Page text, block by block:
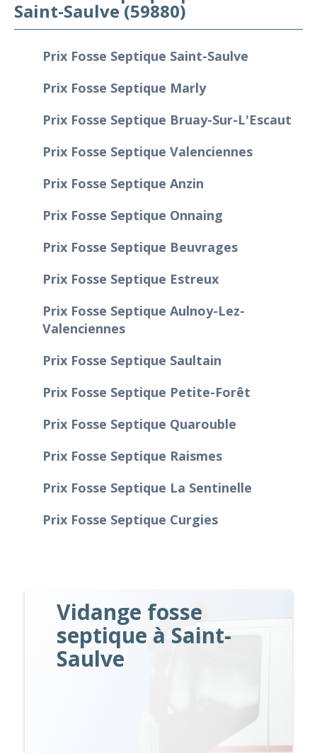
Saint-Saulve (59880)
Prix Fosse Septique Saint-Saulve
Prix Fosse Septique Marly
Prix Fosse Septique Bruay-Sur-L'Escaut
Prix Fosse Septique Valenciennes
Prix Fosse Septique Anzin
Prix Fosse Septique Onnaing
Prix Fosse Septique Beuvrages
Prix Fosse Septique Estreux
Prix Fosse Septique Aulnoy-Lez-
Valenciennes
Prix Fosse Septique Saultain
Prix Fosse Septique Petite-Forêt
Prix Fosse Septique Quarouble
Prix Fosse Septique Raismes
Prix Fosse Septique La Sentinelle
Prix Fosse Septique Curgies
Vidange fosse
septique à Saint-
Saulve